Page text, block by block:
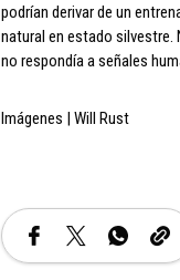
podrían derivar de un
natural en estado
no respondía a señales
Imágenes | Will Rust